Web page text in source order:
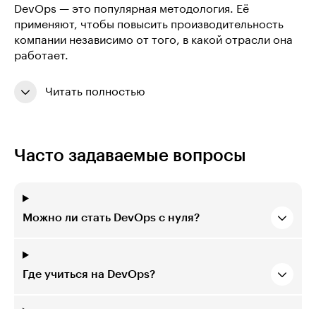
DevOps — это популярная методология. Её
применяют, чтобы повысить производительность
компании независимо от того, в какой отрасли она
работает.
Читать полностью
Часто задаваемые вопросы
Можно ли стать DevOps с нуля?
Где учиться на DevOps?